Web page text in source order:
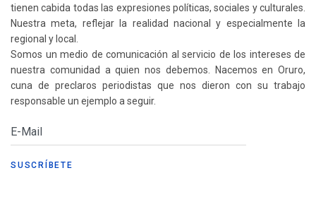
tienen cabida todas las expresiones políticas, sociales y culturales.
Nuestra meta, reflejar la realidad nacional y especialmente la
regional y local.
Somos un medio de comunicación al servicio de los intereses de
nuestra comunidad a quien nos debemos. Nacemos en Oruro,
cuna de preclaros periodistas que nos dieron con su trabajo
responsable un ejemplo a seguir.